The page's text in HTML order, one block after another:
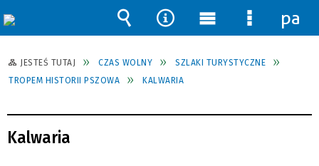
JESTEŚ TUTAJ CZAS WOLNY
SZLAKI TURYSTYCZNE
TROPEM HISTORII PSZOWA
KALWARIA
Kalwaria
Wyszukiwarka
Narzędzia
Menu
główne
Menu